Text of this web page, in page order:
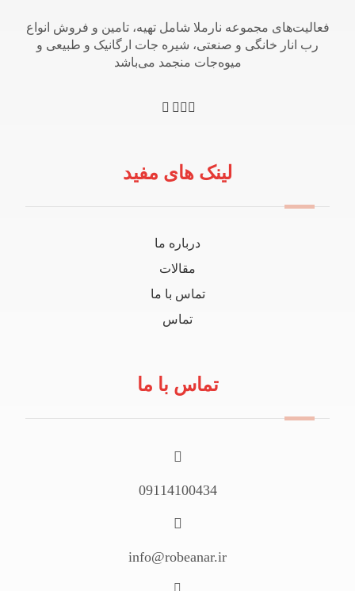
فعالیت‌های مجموعه نارملا شامل تهیه، تامین و فروش انواع
رب انار خانگی و صنعتی، شیره جات ارگانیک و طبیعی و
میوه‌جات منجمد می‌باشد
لینک های مفید
درباره ما
مقالات
تماس با ما
تماس
تماس با ما
09114100434
info@robeanar.ir